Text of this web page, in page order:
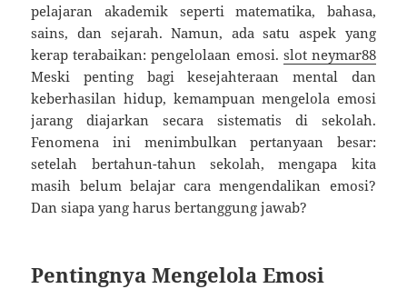
pelajaran akademik seperti matematika, bahasa,
sains, dan sejarah. Namun, ada satu aspek yang
kerap terabaikan: pengelolaan emosi. slot neymar88
Meski penting bagi kesejahteraan mental dan
keberhasilan hidup, kemampuan mengelola emosi
jarang diajarkan secara sistematis di sekolah.
Fenomena ini menimbulkan pertanyaan besar:
setelah bertahun-tahun sekolah, mengapa kita
masih belum belajar cara mengendalikan emosi?
Dan siapa yang harus bertanggung jawab?
Pentingnya Mengelola Emosi